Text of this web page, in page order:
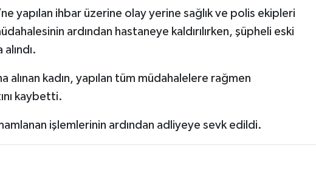
yapılan ihbar üzerine olay yerine sağlık ve polis ekipleri
ardından hastaneye kaldırılırken, şüpheli eski
alınan kadın, yapılan tüm müdahalelere rağmen
kaybetti.
işlemlerinin ardından adliyeye sevk edildi.